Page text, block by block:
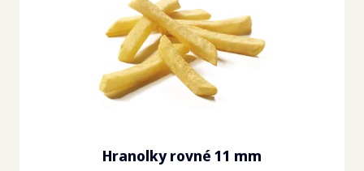
Hranolky rovné 11 mm